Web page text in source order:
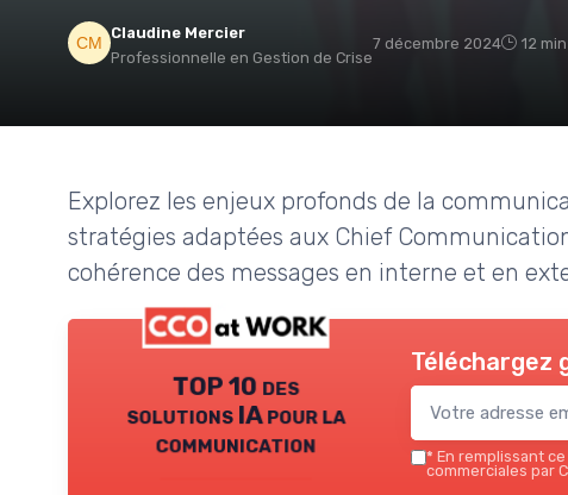
Claudine Mercier
Professionnelle en Gestion de Crise
7 décembre 2024 12
Explorez les enjeux profonds de la
stratégies adaptées aux Chief
cohérence des messages en interne et en
TOP 10 des
solutions IA pour la
communication
Téléchargez
* En remplissant
commerciales par